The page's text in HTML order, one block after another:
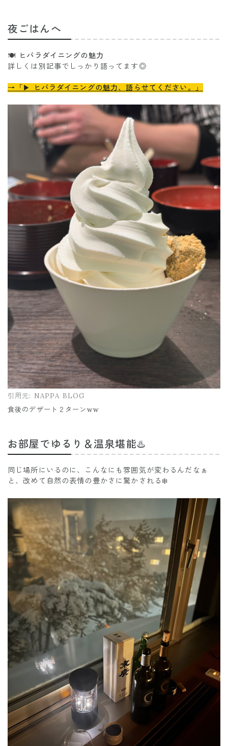
夜ごはんへ
🍽️ ヒバラダイニングの魅力
詳しくは別記事でしっかり語ってます◎
→「▶︎ ヒバラダイニングの魅力、語らせてください。」
引用元: NAPPA BLOG
食後のデザート２ターンww
お部屋でゆるり＆温泉堪能♨️
同じ場所にいるのに、こんなにも雰囲気が変わるんだなぁ
と、改めて自然の表情の豊かさに驚かされる❄️